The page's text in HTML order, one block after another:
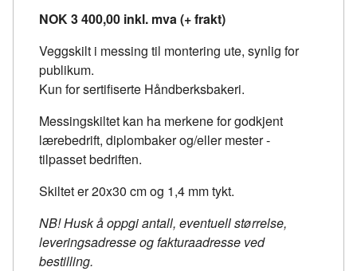
NOK 3 400,00 inkl. mva (+ frakt)
Veggskilt i messing til montering ute, synlig for
publikum.
Kun for sertifiserte Håndberksbakeri.
Messingskiltet kan ha merkene for godkjent
lærebedrift, diplombaker og/eller mester -
tilpasset bedriften.
Skiltet er 20x30 cm og 1,4 mm tykt.
NB! Husk å oppgi antall, eventuell størrelse,
leveringsadresse og fakturaadresse ved
bestilling.